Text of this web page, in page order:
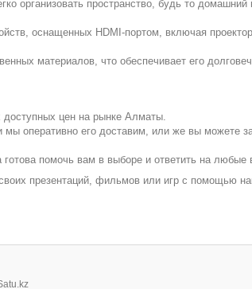
организовать пространство, будь то домашний
оснащенных HDMI-портом, включая
материалов, что обеспечивает его
цен на рынке Алматы.
оперативно его доставим, или же вы можете
помочь вам в выборе и ответить на любые
презентаций, фильмов или игр с помощью